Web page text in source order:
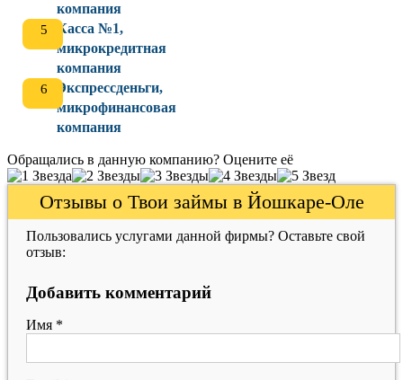
компания
Касса №1,
микрокредитная
компания
Экспрессденьги,
микрофинансовая
компания
Обращались в данную компанию? Оцените её
Отзывы о Твои займы в Йошкаре-Оле
Пользовались услугами данной фирмы? Оставьте свой
отзыв:
Добавить комментарий
Имя *